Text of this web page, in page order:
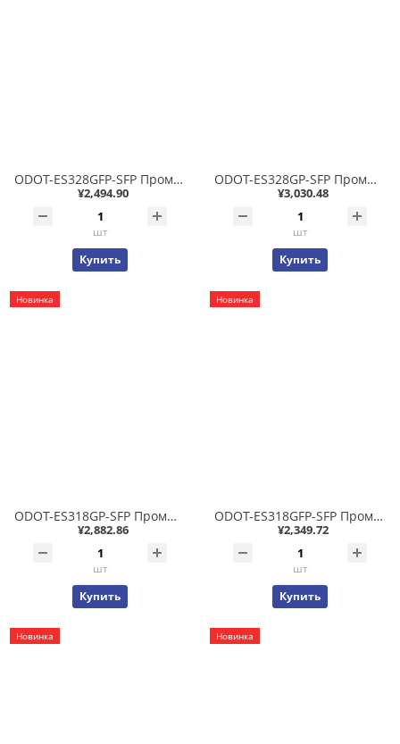
ODOT-ES328GFP-SFP Промышленный неуправляемый коммутатор 2x100/1000 SFP + 8x10/100T PoE 802.3af/at 15/30Вт, фабрика 8.51Гб/с, IP40 -40..+85С
¥2,494.90
шт
Купить
ODOT-ES328GP-SFP Промышленный неуправляемый коммутатор 2x100/1000 SFP + 8x10/100/1000T PoE 802.3af/at 15/30Вт, фабрика 30.4Гб/с, IP40 -40..+85С
¥3,030.48
шт
Купить
Новинка
ODOT-ES318GP-SFP Промышленный неуправляемый коммутатор 1x100/1000 SFP + 8x10/100/1000T PoE 802.3af/at 15/30Вт, фабрика 30.4Гб/с, IP40 -40..+85С
¥2,882.86
шт
Купить
Новинка
ODOT-ES318GFP-SFP Промышленный неуправляемый коммутатор 1x100/1000 SFP + 8x10/100T PoE 802.3af/at 15/30Вт, фабрика 8.51Гб/с, IP40 -40..+85С
¥2,349.72
шт
Купить
Новинка Новинка